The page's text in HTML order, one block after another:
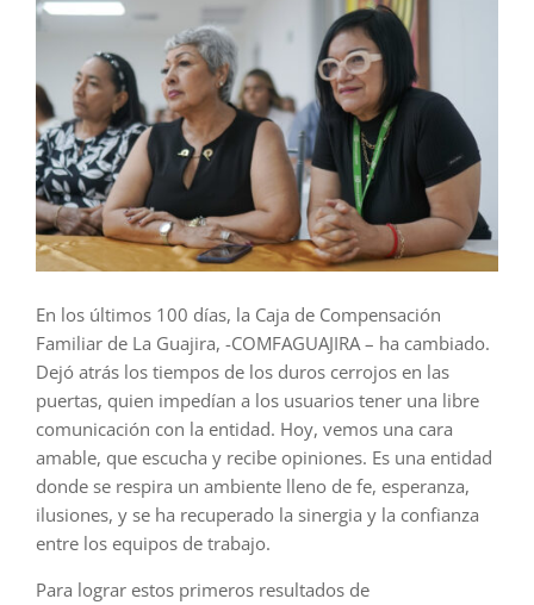
En los últimos 100 días, la Caja de Compensación
Familiar de La Guajira, -COMFAGUAJIRA – ha cambiado.
Dejó atrás los tiempos de los duros cerrojos en las
puertas, quien impedían a los usuarios tener una libre
comunicación con la entidad. Hoy, vemos una cara
amable, que escucha y recibe opiniones. Es una entidad
donde se respira un ambiente lleno de fe, esperanza,
ilusiones, y se ha recuperado la sinergia y la confianza
entre los equipos de trabajo.
Para lograr estos primeros resultados de